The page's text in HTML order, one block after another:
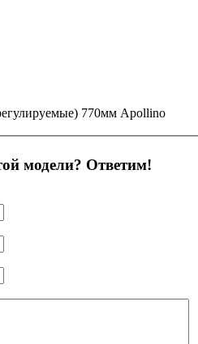
770мм Apollino
модели? Ответим!